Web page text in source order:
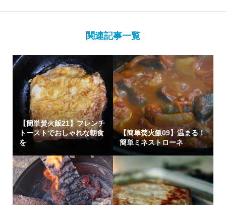
関連記事一覧
【簡単焚火飯21】フレンチ
トーストでおしゃれな朝食
を
【簡単焚火飯09】温まる！
簡単ミネストローネ